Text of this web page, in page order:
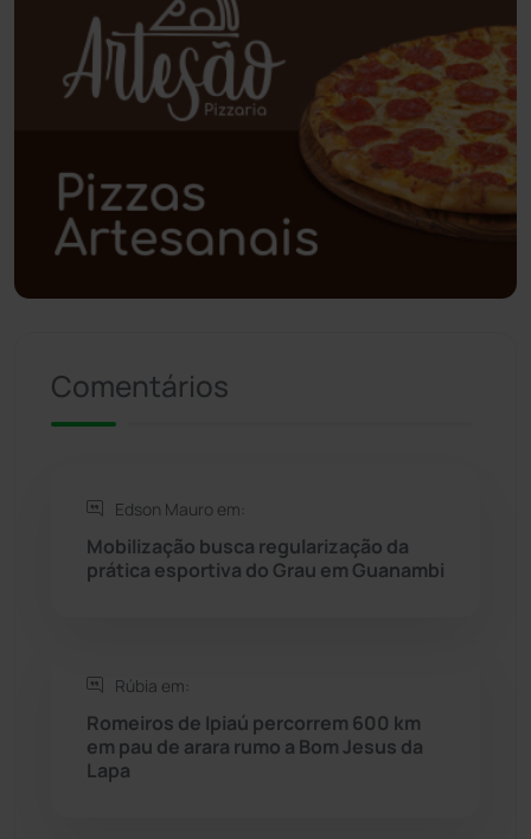
Poções (182)
Polícia Civil (55)
Polícia Militar (27)
Política (03)
Presidente Jânio Qu... (125)
Rio de Contas
Rio do Antônio
Rio do Pires (97)
Seabra
Sebastião Laranjeiras
Comentários
Edson Mauro em:
Mobilização busca regularização da
prática esportiva do Grau em Guanambi
Rúbia em:
Romeiros de Ipiaú percorrem 600 km
em pau de arara rumo a Bom Jesus da
Lapa